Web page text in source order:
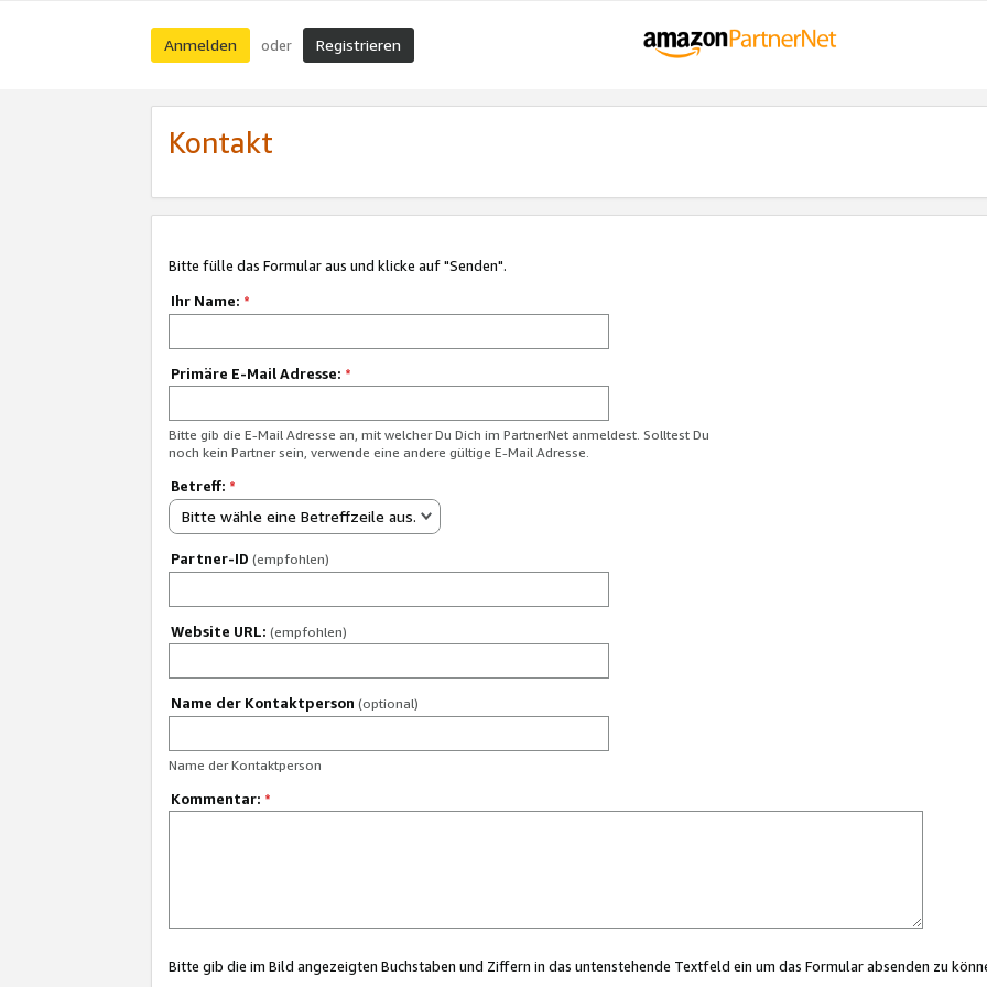
Anmelden oder Registrieren
Kontakt
Bitte fülle das Formular aus und klicke auf "Senden".
Ihr Name: *
Primäre E-Mail Adresse: *
Bitte gib die E-Mail Adresse an, mit welcher Du Dich im PartnerNet anmeldest. Solltest Du
noch kein Partner sein, verwende eine andere gültige E-Mail Adresse.
Betreff: *
Bitte wähle eine Betreffzeile aus.
Partner-ID (empfohlen)
Website URL: (empfohlen)
Name der Kontaktperson (optional)
Name der Kontaktperson
Kommentar: *
Bitte gib die im Bild angezeigten Buchstaben und Ziffern in das untenstehende Textfeld ein um das Formular absenden zu